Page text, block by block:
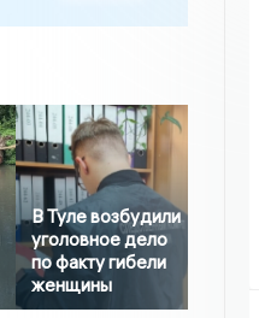
В Туле возбудили
уголовное дело
по факту гибели
женщины